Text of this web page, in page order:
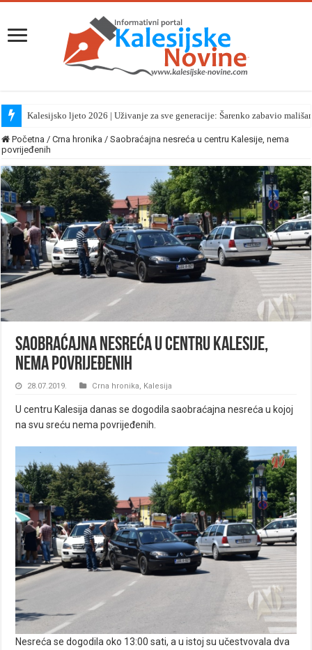
Kalesijsko ljeto 2026 | Uživanje za sve generacije: Šarenko zabavio
Početna / Crna hronika / Saobraćajna nesreća u centru Kalesije, nema
povrijeđenih
Saobraćajna nesreća u centru Kalesije,
nema povrijeđenih
28.07.2019. Crna hronika, Kalesija
U centru Kalesija danas se dogodila saobraćajna nesreća u kojoj
na svu sreću nema povrijeđenih.
Nesreća se dogodila oko 13:00 sati, a u istoj su učestvovala dva